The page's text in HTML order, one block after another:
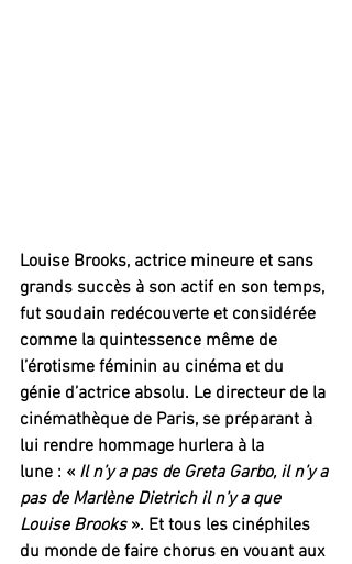
Louise Brooks, actrice mineure et sans
grands succès à son actif en son temps,
fut soudain redécouverte et considérée
comme la quintessence même de
l’érotisme féminin au cinéma et du
génie d’actrice absolu. Le directeur de la
cinémathèque de Paris, se préparant à
lui rendre hommage hurlera à la
lune : « Il n’y a pas de Greta Garbo, il n’y a
pas de Marlène Dietrich il n’y a que
Louise Brooks ». Et tous les cinéphiles
du monde de faire chorus en vouant aux